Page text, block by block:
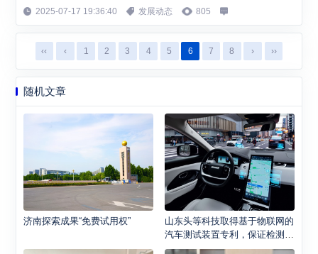
等8家企业成功跻身“先进级（省级）智能工厂”行列，积成电子股份
案》及山东省培育新质生产力...
2025-07-17 19:36:40 发展动态 805
‹‹ ‹ 1 2 3 4 5 6 7 8 › ››
随机文章
济南探索成果“免费试用权”
山东头等科技取得基于物联网的
汽车测试装置专利，保证检测结
果的准确度